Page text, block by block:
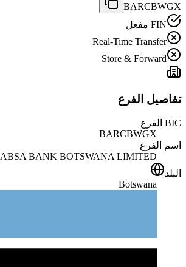
BARCBWGX
FIN مفعل
Real-Time Transfer
Store & Forward
تفاصيل الفرع
BIC الفرع
BARCBWGX
اسم الفرع
ABSA BANK BOTSWANA LIMITED
البلد
Botswana